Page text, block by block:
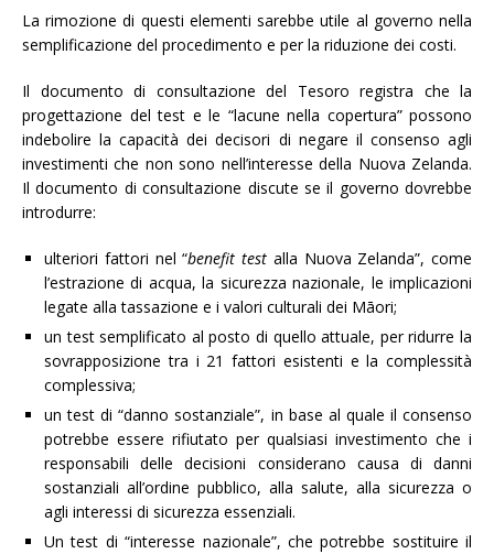
La rimozione di questi elementi sarebbe utile al governo nella
semplificazione del procedimento e per la riduzione dei costi.
Il documento di consultazione del Tesoro registra che la
progettazione del test e le “lacune nella copertura” possono
indebolire la capacità dei decisori di negare il consenso agli
investimenti che non sono nell’interesse della Nuova Zelanda.
Il documento di consultazione discute se il governo dovrebbe
introdurre:
ulteriori fattori nel “benefit test alla Nuova Zelanda”, come
l’estrazione di acqua, la sicurezza nazionale, le implicazioni
legate alla tassazione e i valori culturali dei Māori;
un test semplificato al posto di quello attuale, per ridurre la
sovrapposizione tra i 21 fattori esistenti e la complessità
complessiva;
un test di “danno sostanziale”, in base al quale il consenso
potrebbe essere rifiutato per qualsiasi investimento che i
responsabili delle decisioni considerano causa di danni
sostanziali all’ordine pubblico, alla salute, alla sicurezza o
agli interessi di sicurezza essenziali.
Un test di “interesse nazionale”, che potrebbe sostituire il